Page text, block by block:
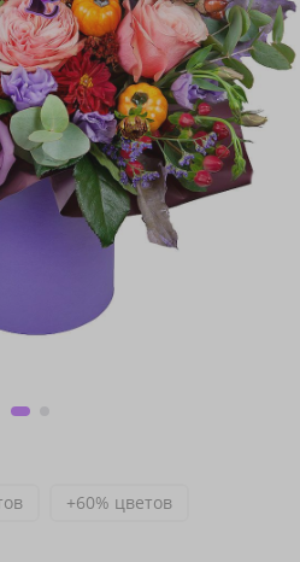
+60% цветов